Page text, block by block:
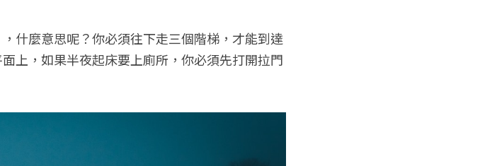
什麼意思呢？你必須往下走三個階梯，才能到達
上，如果半夜起床要上廁所，你必須先打開拉門